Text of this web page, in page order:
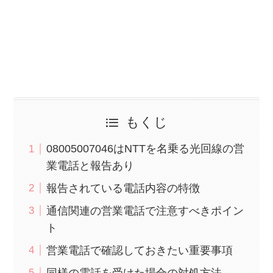
もくじ
08005007046はNTTを名乗る光回線の営
業電話と報告あり
報告されている電話内容の特徴
通信関連の営業電話で注意すべきポイン
ト
営業電話で確認しておきたい重要事項